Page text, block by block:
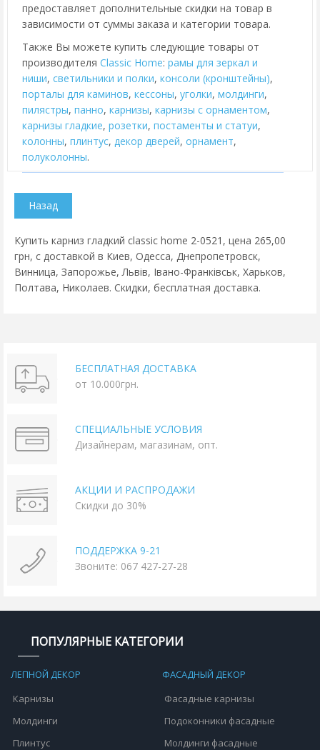
предоставляет дополнительные скидки на товар в
зависимости от суммы заказа и категории товара.
Также Вы можете купить следующие товары от
производителя Classic Home: рамы для зеркал и
ниши, cветильники и полки, консоли (кронштейны),
порталы для каминов, кессоны, уголки, молдинги,
пилястры, панно, карнизы, карнизы с орнаментом,
карнизы гладкие, розетки, постаменты и статуи,
колонны, плинтус, декор дверей, орнамент,
полуколонны.
Купить карниз гладкий classic home 2-0521, цена 265,00
грн, с доставкой в Киев, Одесса, Днепропетровск,
Винница, Запорожье, Львів, Івано-Франківськ, Харьков,
Полтава, Николаев. Скидки, бесплатная доставка.
БЕСПЛАТНАЯ ДОСТАВКА
от 10.000грн.
СПЕЦИАЛЬНЫЕ УСЛОВИЯ
Дизайнерам, магазинам, опт.
АКЦИИ И РАСПРОДАЖИ
Скидки до 30%
ПОДДЕРЖКА 9-21
Звоните: 067 427-27-28
ПОПУЛЯРНЫЕ КАТЕГОРИИ
ЛЕПНОЙ ДЕКОР
Карнизы
Молдинги
Плинтус
ФАСАДНЫЙ ДЕКОР
Фасадные карнизы
Подоконники фасадные
Молдинги фасадные